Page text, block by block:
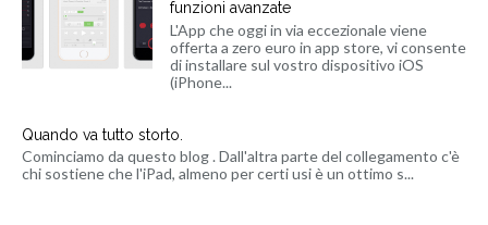
funzioni avanzate
L'App che oggi in via eccezionale viene
offerta a zero euro in app store, vi consente
di installare sul vostro dispositivo iOS
(iPhone...
Quando va tutto storto.
Cominciamo da questo blog . Dall'altra parte del collegamento c'è
chi sostiene che l'iPad, almeno per certi usi è un ottimo s...